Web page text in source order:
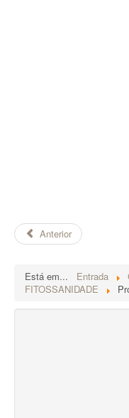
Anterior
Está em... Entrada
FITOSSANIDADE